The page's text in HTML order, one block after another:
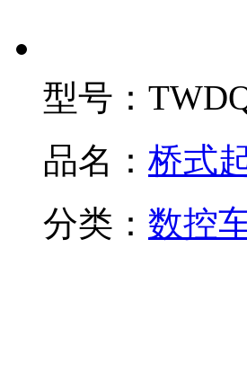
型号：
品名： 桥式
分类： 数控